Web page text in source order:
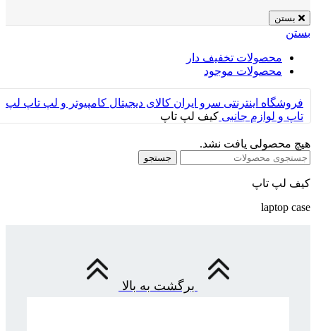
بستن
بستن
محصولات تخفیف دار
محصولات موجود
فروشگاه اینترنتی سرو ایران کالای دیجیتال کامپیوتر و لپ تاپ لپ
تاپ و لوازم جانبی کیف لپ تاپ
هیچ محصولی یافت نشد.
جستجو
کیف لپ تاپ
laptop case
برگشت به بالا